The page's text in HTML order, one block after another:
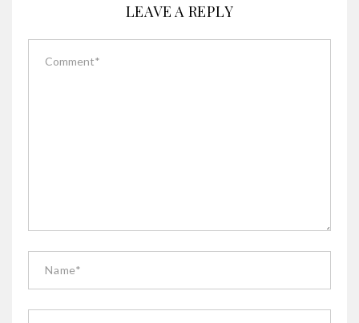
LEAVE A REPLY